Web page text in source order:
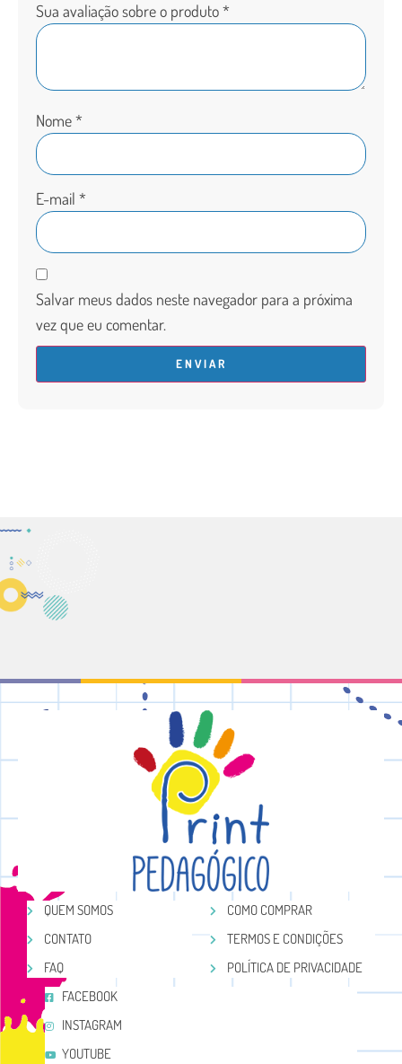
Sua avaliação sobre o produto*
Nome*
E-mail *
Salvar meus dados neste navegador para a próxima
vez que eu comentar.
QUEM SOMOS
CONTATO
FAQ
COMO COMPRAR
TERMOS E CONDIÇÕES
POLÍTICA DE PRIVACIDADE
FACEBOOK
INSTAGRAM
YOUTUBE